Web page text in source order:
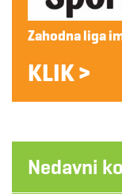
Zahodna liga
KLIK >
Nedavni